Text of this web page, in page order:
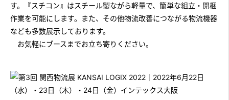
す。『スチコン』はスチール製ながら軽量で、簡単な組立・開梱
作業を可能にします。また、その他物流改善につながる物流機器
なども多数展示しております。
お気軽にブースまでお立ち寄りください。